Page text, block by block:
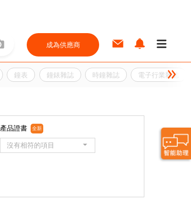
成為供應商
鐘表 鐘錶雜誌 時鐘雜誌 電子行業雜誌
產品證書 全新
沒有相符的項目